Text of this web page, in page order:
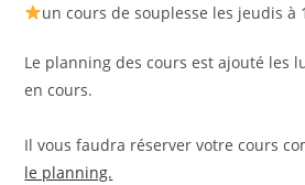
un cours de souplesse les jeudis à
Le planning des cours est ajouté les
en cours.
Il vous faudra réserver votre cours
le planning.